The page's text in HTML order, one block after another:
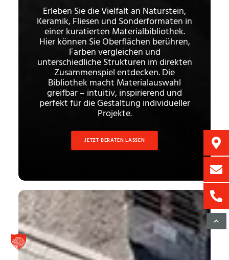
Erleben Sie die Vielfalt an Naturstein,
Keramik, Fliesen und Sonderformaten in
einer kuratierten Materialbibliothek.
Hier können Sie Oberflächen berühren,
Farben vergleichen und
unterschiedliche Strukturen im direkten
Zusammenspiel entdecken. Die
Bibliothek macht Materialauswahl
greifbar – intuitiv, inspirierend und
perfekt für die Gestaltung individueller
Projekte.
JETZT BERATEN LASSEN